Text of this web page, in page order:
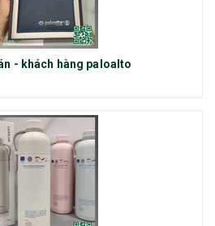
- khách hàng paloalto